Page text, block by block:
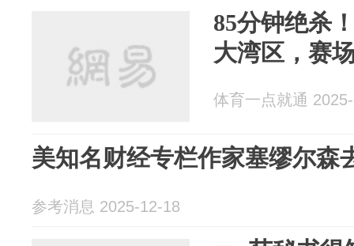
85分钟绝杀
大湾区，赛
体育一点就通
美知名财经专栏作家塞缪尔森
参考消息 2025-12-18